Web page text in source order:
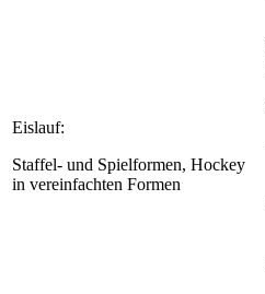
Eislauf:
Staffel- und Spielformen, Hockey
in vereinfachten Formen